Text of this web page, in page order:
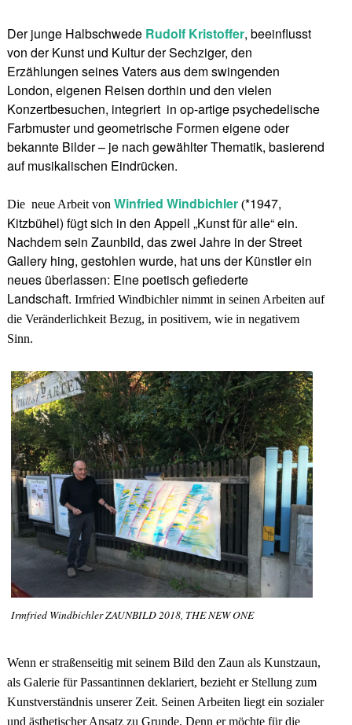
Der junge Halbschwede Rudolf Kristoffer, beeinflusst
von der Kunst und Kultur der Sechziger, den
Erzählungen seines Vaters aus dem swingenden
London, eigenen Reisen dorthin und den vielen
Konzertbesuchen, integriert in op-artige psychedelische
Farbmuster und geometrische Formen eigene oder
bekannte Bilder – je nach gewählter Thematik, basierend
auf musikalischen Eindrücken.
Die neue Arbeit von Winfried Windbichler (*1947,
Kitzbühel) fügt sich in den Appell „Kunst für alle“ ein.
Nachdem sein Zaunbild, das zwei Jahre in der Street
Gallery hing, gestohlen wurde, hat uns der Künstler ein
neues überlassen: Eine poetisch gefiederte
Landschaft. Irmfried Windbichler nimmt in seinen Arbeiten auf
die Veränderlichkeit Bezug, in positivem, wie in negativem
Sinn.
Irmfried Windbichler ZAUNBILD 2018, THE NEW ONE
Wenn er straßenseitig mit seinem Bild den Zaun als Kunstzaun,
als Galerie für Passantinnen deklariert, bezieht er Stellung zum
Kunstverständnis unserer Zeit. Seinen Arbeiten liegt ein sozialer
und ästhetischer Ansatz zu Grunde. Denn er möchte für die